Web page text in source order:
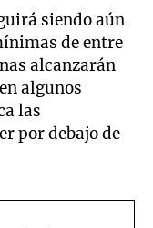
siendo aún
de entre
alcanzarán
algunos
las
por debajo de